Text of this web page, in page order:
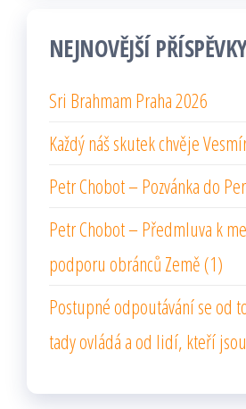
NEJNOVĚJŠÍ
Sri Brahmam Praha 2026
Každý náš skutek chvěje
Petr Chobot – Pozvánka do
Petr Chobot – Předmluva k
podporu obránců Země (1)
Postupné odpoutávání se od
tady ovládá a od lidí, kteří